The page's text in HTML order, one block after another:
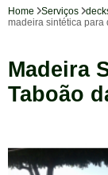
Home Serviços
madeira sintética para
Madeira
Taboão